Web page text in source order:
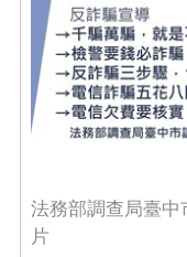
法務部調查局臺中
片